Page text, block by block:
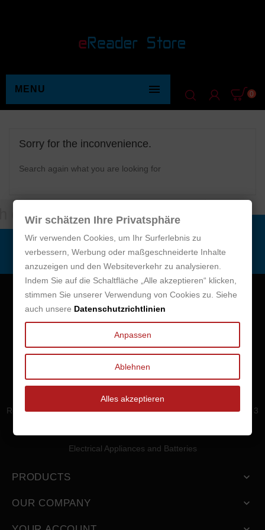
0

MENU
Sorry for the inconvenience.
Search again what you are looking for
Ereader.Store
Your supplier and service provider for professional Readers
Consent Preferences
Review guidelines and comliance notice under §§ 5a and 5b part. 3
Electrical Appliances and Batteries
PRODUCTS 
OUR COMPANY 
Wir schätzen Ihre Privatsphäre
Wir verwenden Cookies, um Ihr Surferlebnis zu
verbessern, Werbung oder maßgeschneiderte Inhalte
anzuzeigen und den Websiteverkehr zu analysieren.
Indem Sie auf die Schaltfläche „Alle akzeptieren“ klicken,
stimmen Sie unserer Verwendung von Cookies zu. Siehe
auch unsere Datenschutzrichtlinien
Anpassen
Ablehnen
Alles akzeptieren